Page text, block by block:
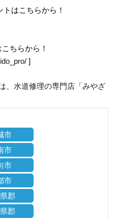
はこちらから！
ちらから！
]
、水道修理の専門店「みやざ
市
市
市
市
郡
郡